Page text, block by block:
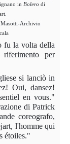
in Bolero di
Archivio
fu la volta della
per
si lanciò in
Oui, dansez!
en vous."
di Patrick
coreografo,
l'homme qui
étoiles."